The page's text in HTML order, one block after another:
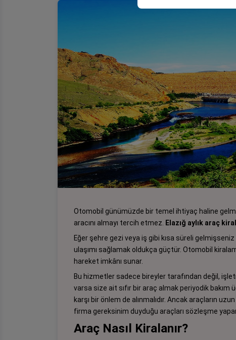
Otomobil günümüzde bir temel ihtiyaç haline
aracını almayı tercih etmez. Elazığ aylık araç
Eğer şehre gezi veya iş gibi kısa süreli
ulaşımı sağlamak oldukça güçtür. Otomobil
hareket imkânı sunar.
Bu hizmetler sadece bireyler tarafından değil,
varsa size ait sıfır bir araç almak periyodik
karşı bir önlem de alınmalıdır. Ancak araçların
firma gereksinim duyduğu araçları sözleşme
Araç Nasıl Kiralanır?